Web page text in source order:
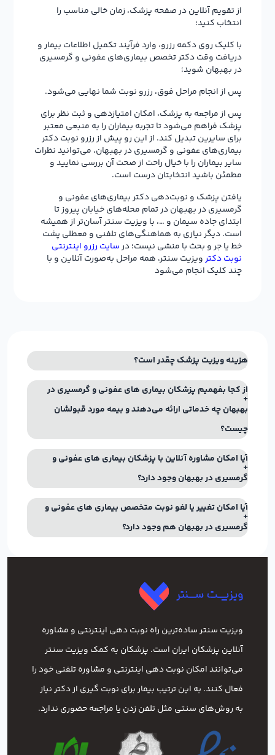
از تقویم آنلاین در صفحه پزشک، زمان خالی مناسب را
انتخاب کنید؛
با کلیک روی دکمه رزرو، وارد فرآیند تکمیل اطلاعات بیمار و
دریافت وقت دکتر تخصص بیماری‌های عفونی و گرمسیری
در بهبهان شوید؛
پس از انجام مراحل فوق، رزرو نوبت شما نهایی می‌شود.
پس از مراجعه به پزشک، امکان امتیازدهی و ثبت نظر برای
پزشک فراهم می‌شود تا تجربه بیماران را به منبعی معتبر
برای سایرین تبدیل کند. از این رو پیش از رزرو نوبت دکتر
بیماری‌های عفونی و گرمسیری در بهبهان، می‌توانید نظرات
سایر بیماران را با خیال راحت از صحت آن بررسی نمایید و
مطمئن باشید انتخابتان درست است.
یافتن پزشک و نوبت‌دهی دکتر بیماری‌های عفونی و
گرمسیری در بهبهان در تمام محله‌های خیابان پیروز تا
ابتدای جاده سیمان و …، با ویزیت سنتر آسان‌تر از همیشه
است. دیگر نیازی به هماهنگی‌های تلفنی و معطلی پشت
خط یا جر و بحث با منشی نیست؛ درسایت رزرو اینترنتی
نوبت دکترویزیت سنتر، همه مراحل به‌صورت آنلاین و با
چند کلیک انجام می‌شود
هزینه ویزیت پزشک چقدر است؟
از کجا بفهمیم پزشکان بیماری های عفونی و گرمسیری در
بهبهان چه خدماتی ارائه می‌دهند و بیمه مورد قبولشان
چیست؟
آیا امکان مشاوره آنلاین با پزشکان بیماری های عفونی و
گرمسیری در بهبهان وجود دارد؟
آیا امکان تغییر یا لغو نوبت متخصص بیماری های عفونی و
گرمسیری در بهبهان هم وجود دارد؟
ویزیت سنتر ساده‌ترین راه نوبت‌ دهی اینترنتی و مشاوره
آنلاین پزشکان ایران است. پزشکان به کمک ویزیت سنتر
می‌توانند امکان نوبت دهی اینترنتی و مشاوره تلفنی خود را
فعال کنند. به این ترتیب بیمار برای نوبت گیری از دکتر نیاز
به روش‌های سنتی مثل تلفن زدن یا مراجعه حضوری ندارد.